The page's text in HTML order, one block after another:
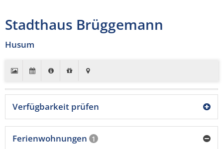
Stadthaus Brüggemann
Husum
Verfügbarkeit prüfen
Ferienwohnungen 1